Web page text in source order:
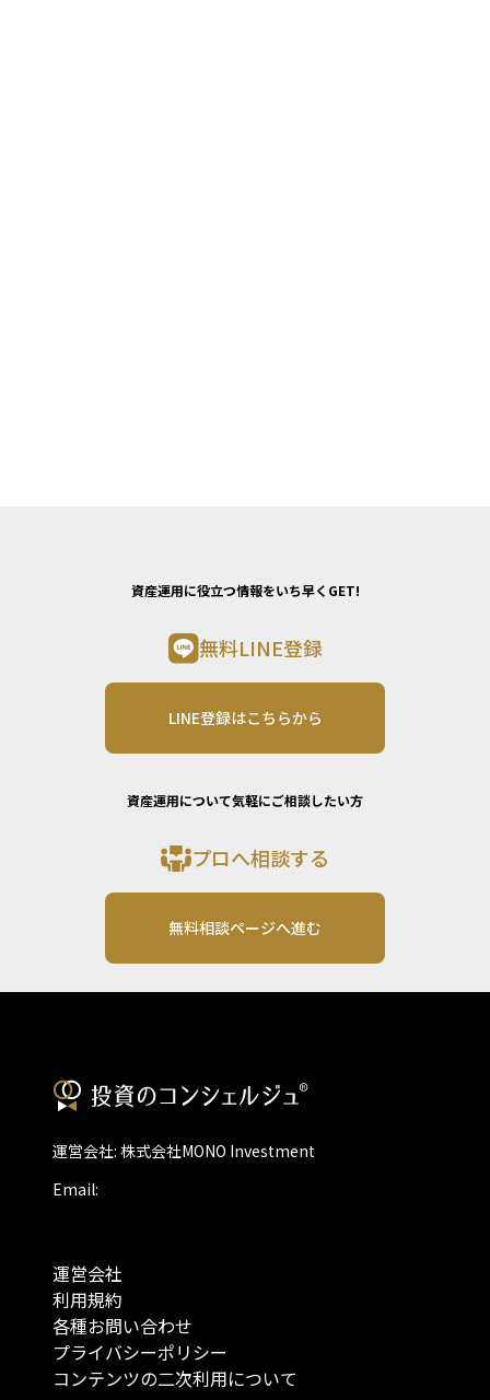
資産運用に役立つ情報をいち早くGET!
無料LINE登録
LINE登録はこちらから
資産運用について気軽にご相談したい方
プロへ相談する
無料相談ページへ進む
運営会社: 株式会社MONO Investment
Email:
運営会社
利用規約
各種お問い合わせ
プライバシーポリシー
コンテンツの二次利用について